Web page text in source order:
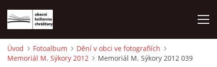
ÚVOD
Úvod Fotoalbum
Dění v obci ve fotografiích
Memoriál M. Sýkory 2012
Memoriál M. Sýkory 2012 039